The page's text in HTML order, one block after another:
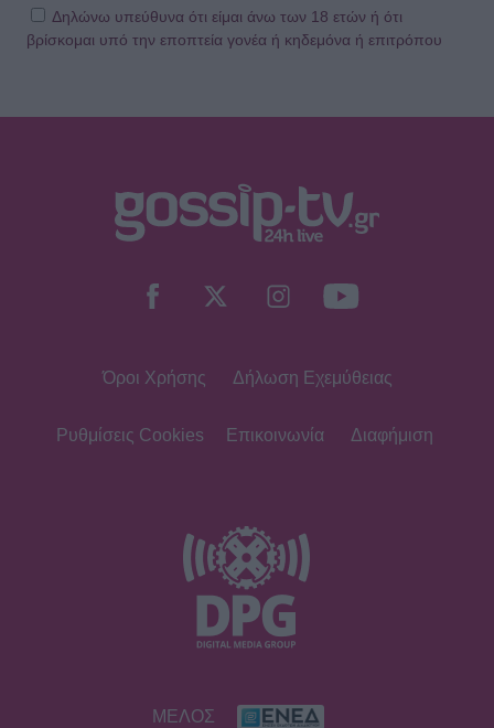
Δηλώνω υπεύθυνα ότι είμαι άνω των 18 ετών ή ότι
βρίσκομαι υπό την εποπτεία γονέα ή κηδεμόνα ή επιτρόπου
Όροι Χρήσης Δήλωση Εχεμύθειας
Ρυθμίσεις Cookies Επικοινωνία Διαφήμιση
ΜΕΛΟΣ